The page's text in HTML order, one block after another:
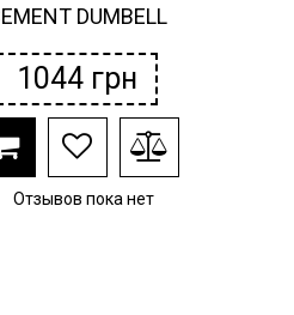
DUMBELL
1044 грн
Отзывов пока нет